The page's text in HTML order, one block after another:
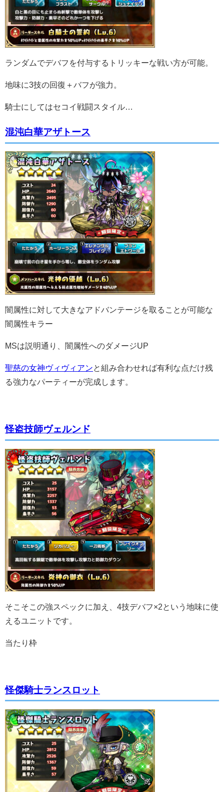
ランダムでデバフを付与するトリッキーな戦い方が可能。
地味に3技の回復＋バフが強力。
騎士にしてはセコイ戦闘スタイル…
混沌白華アザトース
闇属性に対して大きなアドバンテージを取ることが可能な
闇属性キラー
MSは説明通り、闇属性へのダメージUP
聖慈の女神ヴィヴィアンと組み合わせれば有利な点だけ残
る強力なパーティーが完成します。
怪盗技師ヴェルンド
そこそこの強スペックに加え、4技デバフ×2という地味に使
えるユニットです。
当たり枠
怪傑騎士ランスロット